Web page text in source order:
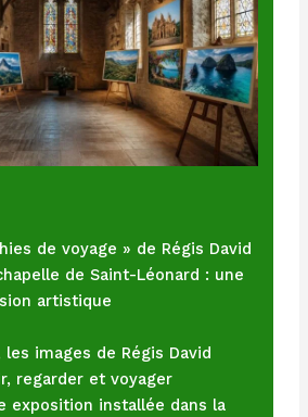
de voyage » de Régis David
de Saint-Léonard : une
artistique
les images de Régis David
regarder et voyager
exposition installée dans la